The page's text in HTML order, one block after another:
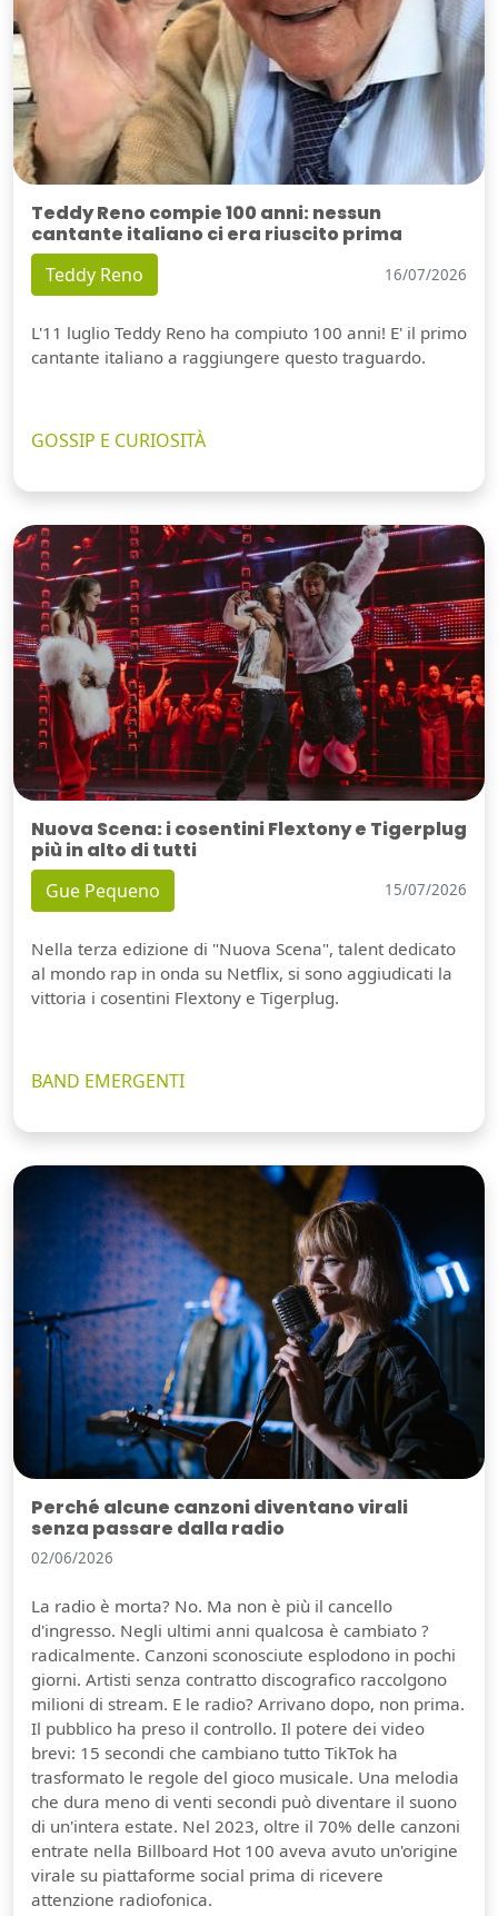
Teddy Reno compie 100 anni: nessun
cantante italiano ci era riuscito prima
Teddy Reno 16/07/2026
L'11 luglio Teddy Reno ha compiuto 100 anni! E' il primo
cantante italiano a raggiungere questo traguardo.
GOSSIP E CURIOSITÀ
Nuova Scena: i cosentini Flextony e Tigerplug
più in alto di tutti
Gue Pequeno 15/07/2026
Nella terza edizione di "Nuova Scena", talent dedicato
al mondo rap in onda su Netflix, si sono aggiudicati la
vittoria i cosentini Flextony e Tigerplug.
BAND EMERGENTI
Perché alcune canzoni diventano virali
senza passare dalla radio
02/06/2026
La radio è morta? No. Ma non è più il cancello
d'ingresso. Negli ultimi anni qualcosa è cambiato ?
radicalmente. Canzoni sconosciute esplodono in pochi
giorni. Artisti senza contratto discografico raccolgono
milioni di stream. E le radio? Arrivano dopo, non prima.
Il pubblico ha preso il controllo. Il potere dei video
brevi: 15 secondi che cambiano tutto TikTok ha
trasformato le regole del gioco musicale. Una melodia
che dura meno di venti secondi può diventare il suono
di un'intera estate. Nel 2023, oltre il 70% delle canzoni
entrate nella Billboard Hot 100 aveva avuto un'origine
virale su piattaforme social prima di ricevere
attenzione radiofonica.